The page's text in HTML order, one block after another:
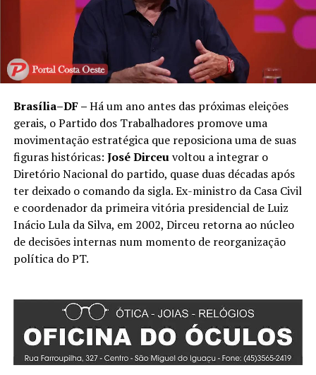
Brasília–DF –Há um ano antes das próximas eleições
gerais, o Partido dos Trabalhadores promove uma
movimentação estratégica que reposiciona uma de suas
figuras históricas: José Dirceuvoltou a integrar o
Diretório Nacional do partido, quase duas décadas após
ter deixado o comando da sigla. Ex-ministro da Casa Civil
e coordenador da primeira vitória presidencial de Luiz
Inácio Lula da Silva, em 2002, Dirceu retorna ao núcleo
de decisões internas num momento de reorganização
política do PT.